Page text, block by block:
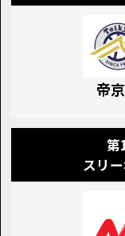
帝
第
スリ